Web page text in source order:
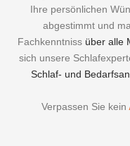
Ihre persönlichen
abgestimmt und
Fachkenntniss über alle
sich unsere
Schlaf- und
Verpassen Sie kein